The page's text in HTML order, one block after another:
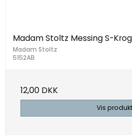
Madam Stoltz Messing S-
Madam Stoltz
5152AB
12,00 DKK
Vis produkt